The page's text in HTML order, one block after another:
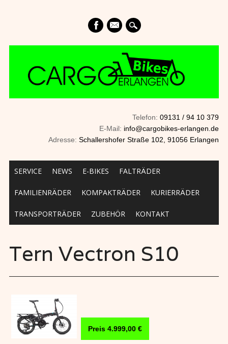
mail
Telefon:09131 / 94 10 379
E-Mail: info@cargobikes-erlangen.de
Adresse:Schallershofer Straße 102, 91056 Erlangen
Main menu
SERVICE NEWS E-BIKES FALTRÄDER
FAMILIENRÄDER KOMPAKTRÄDER KURIERRÄDER
TRANSPORTRÄDER ZUBEHÖR KONTAKT
Tern Vectron S10
Preis 4.999,00 €